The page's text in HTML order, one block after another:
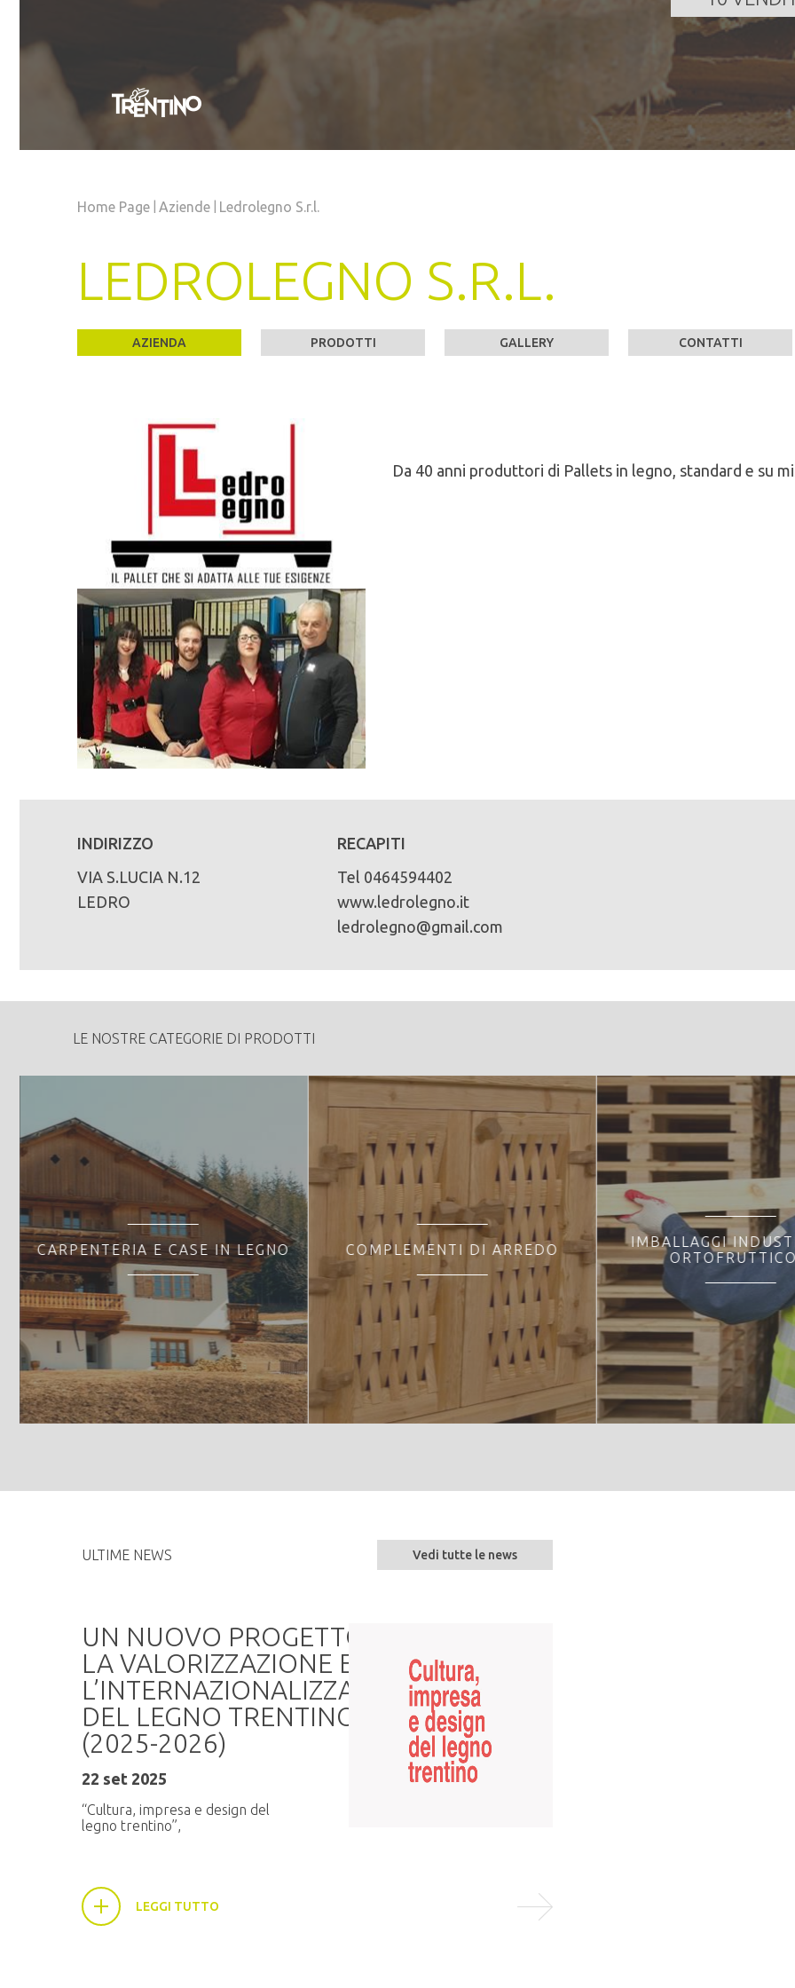
Home Page Aziende Ledrolegno S.r.l.
LEDROLEGNO S.R.L.
AZIENDA PRODOTTI GALLERY CONTATTI
Da 40 anni produttori di Pallets in legno, standard e su
INDIRIZZO
VIA S.LUCIA N.12
LEDRO
RECAPITI
Tel 0464594402
www.ledrolegno.it
ledrolegno@gmail.com
PALLETS IN LEGNO STANDARD E SU MISURA - Imballaggi industriali e ortofrutticoli
Materie prime:
LEGNO
Lavorazioni:
SMUSSO,STAMPA LOGO,STERILIZZAZIONE HT
Accetto la nota informativa visibile qui
LE NOSTRE CATEGORIE DI PRODOTTI
CARPENTERIA E CASE IN LEGNO COMPLEMENTI DI ARREDO
IMBALLAGGI
ULTIME NEWS Vedi tutte le news
UN NUOVO PROGETTO PER
LA VALORIZZAZIONE E
L’INTERNAZIONALIZZAZIONE
DEL LEGNO TRENTINO
(2025-2026)
22 set 2025
“Cultura, impresa e design del
legno trentino”,
LEGGI TUTTO